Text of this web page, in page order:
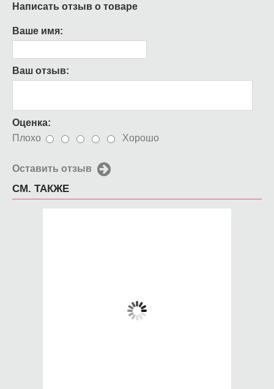
Написать отзыв о товаре
Ваше имя:
Ваш отзыв:
Оценка:
Плохо
Хорошо
Оставить отзыв
СМ. ТАКЖЕ